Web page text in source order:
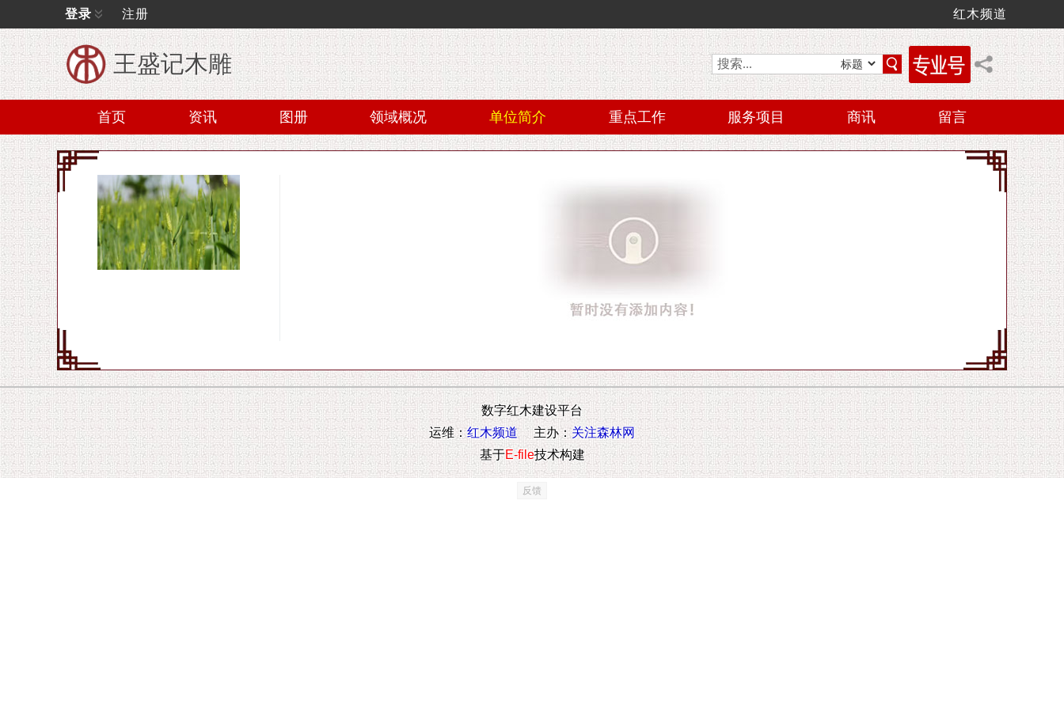
登录 注册 红木频道
王盛记木雕
首页 资讯 图册 领域概况 单位简介 重点工作 服务项目 商讯 留言
数字红木建设平台
运维：红木频道 主办：关注森林网
基于E-file技术构建
反馈